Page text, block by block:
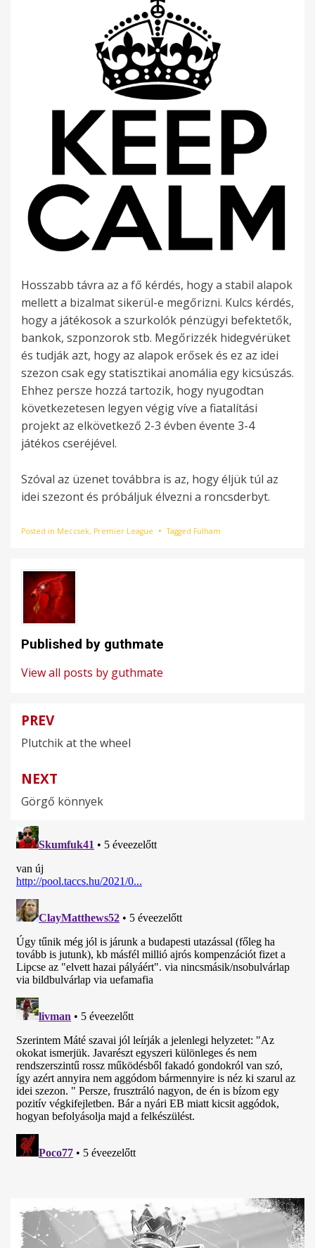
Hosszabb távra az a fő kérdés, hogy a stabil alapok
mellett a bizalmat sikerül-e megőrizni. Kulcs kérdés,
hogy a játékosok a szurkolók pénzügyi befektetők,
bankok, szponzorok stb. Megőrizzék hidegvérüket
és tudják azt, hogy az alapok erősek és ez az idei
szezon csak egy statisztikai anomália egy kicsúszás.
Ehhez persze hozzá tartozik, hogy nyugodtan
következetesen legyen végig víve a fiatalítási
projekt az elkövetkező 2-3 évben évente 3-4
játékos cseréjével.
Szóval az üzenet továbbra is az, hogy éljük túl az
idei szezont és próbáljuk élvezni a roncsderbyt.
Posted in Meccsek, Premier League Tagged Fulham
Published by guthmate
View all posts by guthmate
Bejegyzés
navigáció
PREV
Plutchik at the wheel
NEXT
Görgő könnyek